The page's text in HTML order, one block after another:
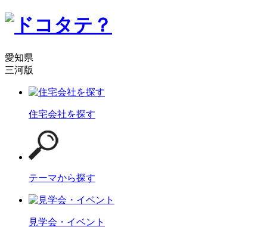
愛知県
三河版
住宅会社を探す
テーマから探す
見学会・イベント